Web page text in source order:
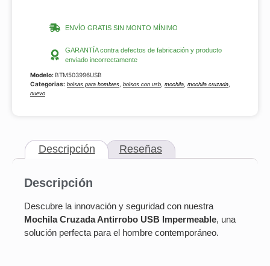
ENVÍO GRATIS SIN MONTO MÍNIMO
GARANTÍA contra defectos de fabricación y producto
enviado incorrectamente
Modelo:BTM503996USB
Categorias: bolsas para hombres bolsos con usb mochila mochila cruzada
nuevo
Descripción Reseñas
Descripción
Descubre la innovación y seguridad con nuestra
Mochila Cruzada Antirrobo USB Impermeable, una
solución perfecta para el hombre contemporáneo.